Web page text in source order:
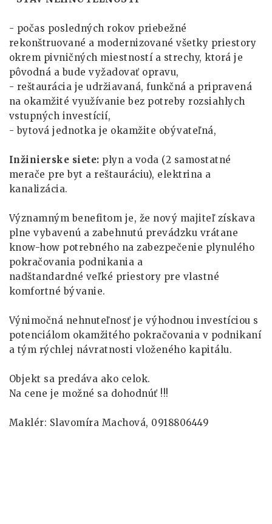
- počas posledných rokov priebežné
rekonštruované a modernizované všetky priestory
okrem pivničných miestností a strechy, ktorá je
pôvodná a bude vyžadovať opravu,
- reštaurácia je udržiavaná, funkčná a pripravená
na okamžité využívanie bez potreby rozsiahlych
vstupných investícií,
- bytová jednotka je okamžite obývateľná,
Inžinierske siete: plyn a voda (2 samostatné
merače pre byt a reštauráciu), elektrina a
kanalizácia.
Významným benefitom je, že nový majiteľ získava
plne vybavenú a zabehnutú prevádzku vrátane
know-how potrebného na zabezpečenie plynulého
pokračovania podnikania a
nadštandardné veľké priestory pre vlastné
komfortné bývanie.
Výnimočná nehnuteľnosť je výhodnou investíciou s
potenciálom okamžitého pokračovania v podnikaní
a tým rýchlej návratnosti vloženého kapitálu.
Objekt sa predáva ako celok.
Na cene je možné sa dohodnúť !!!
Maklér: Slavomíra Machová, 0918806449